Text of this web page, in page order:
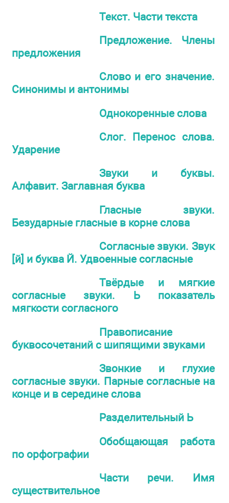
Текст. Части текста
Предложение. Члены
предложения
Слово и его значение.
Синонимы и антонимы
Однокоренные слова
Слог. Перенос слова.
Ударение
Звуки и буквы.
Алфавит. Заглавная буква
Гласные звуки.
Безударные гласные в корне слова
Согласные звуки. Звук
[й] и буква Й. Удвоенные согласные
Твёрдые и мягкие
согласные звуки. Ь показатель
мягкости согласного
Правописание
буквосочетаний с шипящими звуками
Звонкие и глухие
согласные звуки. Парные согласные на
конце и в середине слова
Разделительный Ь
Обобщающая работа
по орфографии
Части речи. Имя
существительное